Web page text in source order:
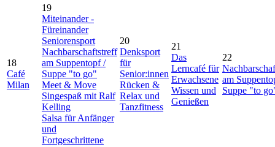
18
Café
Milan
19
Miteinander -
Füreinander
Seniorensport
Nachbarschaftstreff
am Suppentopf /
Suppe "to go"
Meet & Move
Singespaß mit Ralf
Kelling
Salsa für Anfänger
und
Fortgeschrittene
20
Denksport
für
Senior:innen
Rücken &
Relax und
Tanzfitness
21
Das
Lerncafé für
Erwachsene
Wissen und
Genießen
22
am
Suppe "to